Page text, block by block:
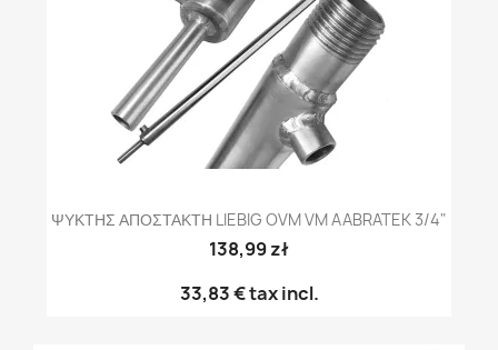
ΨΥΚΤΗΣ ΑΠΟΣΤΑΚΤΗ LIEBIG OVM VM AABRATEK 3/4"
138,99 zł
33,83 €tax incl.